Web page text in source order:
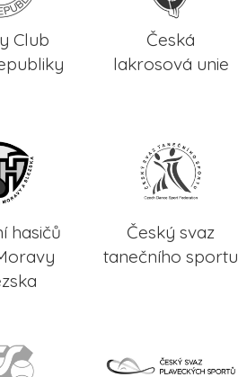
Club
Česká
lakrosová unie
hasičů
Český svaz
tanečního sportu